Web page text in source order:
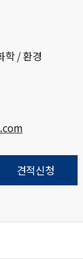
학 / 환경
견적신청